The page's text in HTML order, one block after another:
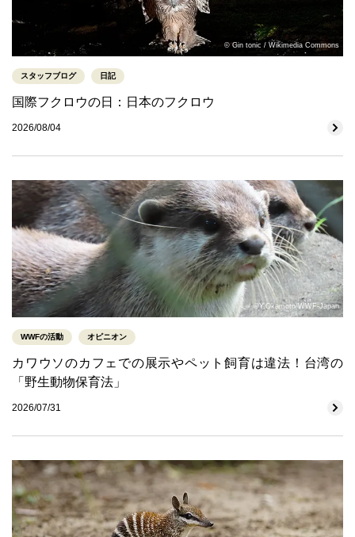
© Gin tonic / Wikimedia Commons
スタッフブログ 日記
国際フクロウの日：日本のフクロウ
2026/08/04
©Y.Okamoto/WWF-Japan
WWFの活動 オピニオン
カワウソのカフェでの展示やペット飼育は違法！台湾の
「野生動物保育法」
2026/07/31